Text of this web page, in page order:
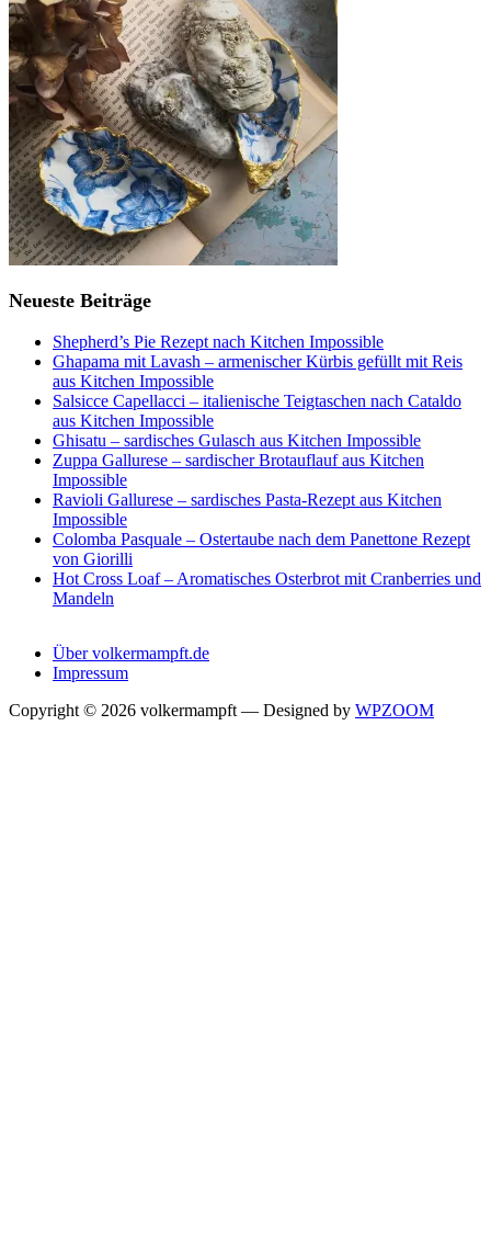
Neueste Beiträge
Shepherd’s Pie Rezept nach Kitchen Impossible
Ghapama mit Lavash – armenischer Kürbis gefüllt mit Reis
aus Kitchen Impossible
Salsicce Capellacci – italienische Teigtaschen nach Cataldo
aus Kitchen Impossible
Ghisatu – sardisches Gulasch aus Kitchen Impossible
Zuppa Gallurese – sardischer Brotauflauf aus Kitchen
Impossible
Ravioli Gallurese – sardisches Pasta-Rezept aus Kitchen
Impossible
Colomba Pasquale – Ostertaube nach dem Panettone Rezept
von Giorilli
Hot Cross Loaf – Aromatisches Osterbrot mit Cranberries und
Mandeln
Über volkermampft.de
Impressum
Copyright © 2026 volkermampft — Designed by WPZOOM